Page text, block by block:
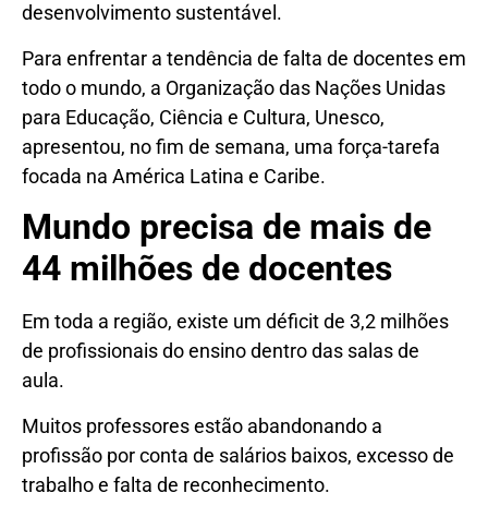
desenvolvimento sustentável.
Para enfrentar a tendência de falta de docentes em
todo o mundo, a Organização das Nações Unidas
para Educação, Ciência e Cultura, Unesco,
apresentou, no fim de semana, uma força-tarefa
focada na América Latina e Caribe.
Mundo precisa de mais de
44 milhões de docentes
Em toda a região, existe um déficit de 3,2 milhões
de profissionais do ensino dentro das salas de
aula.
Muitos professores estão abandonando a
profissão por conta de salários baixos, excesso de
trabalho e falta de reconhecimento.